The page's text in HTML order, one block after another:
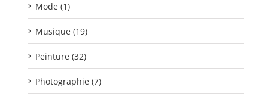
Mode (1)
Musique (19)
Peinture (32)
Photographie (7)